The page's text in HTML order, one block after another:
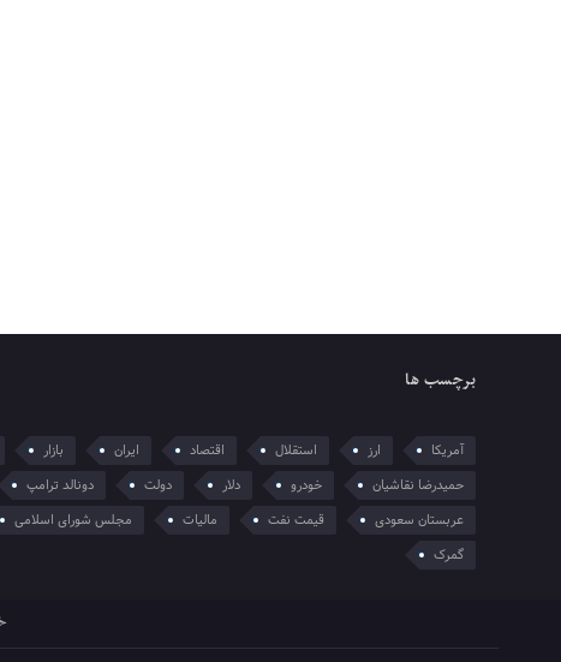
برچسب ها
آمریکا ارز استقلال اقتصاد ایران بازار
حمیدرضا نقاشیان
خودرو دلار دولت دونالد ترامپ
عربستان سعودی
قیمت نفت مالیات مجلس شورای اسلامی
گمرک